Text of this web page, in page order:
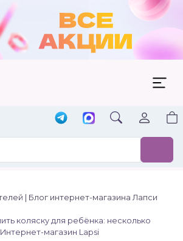
| Блог интернет-магазина Лапси
коляску для ребёнка: несколько
магазин Lapsi